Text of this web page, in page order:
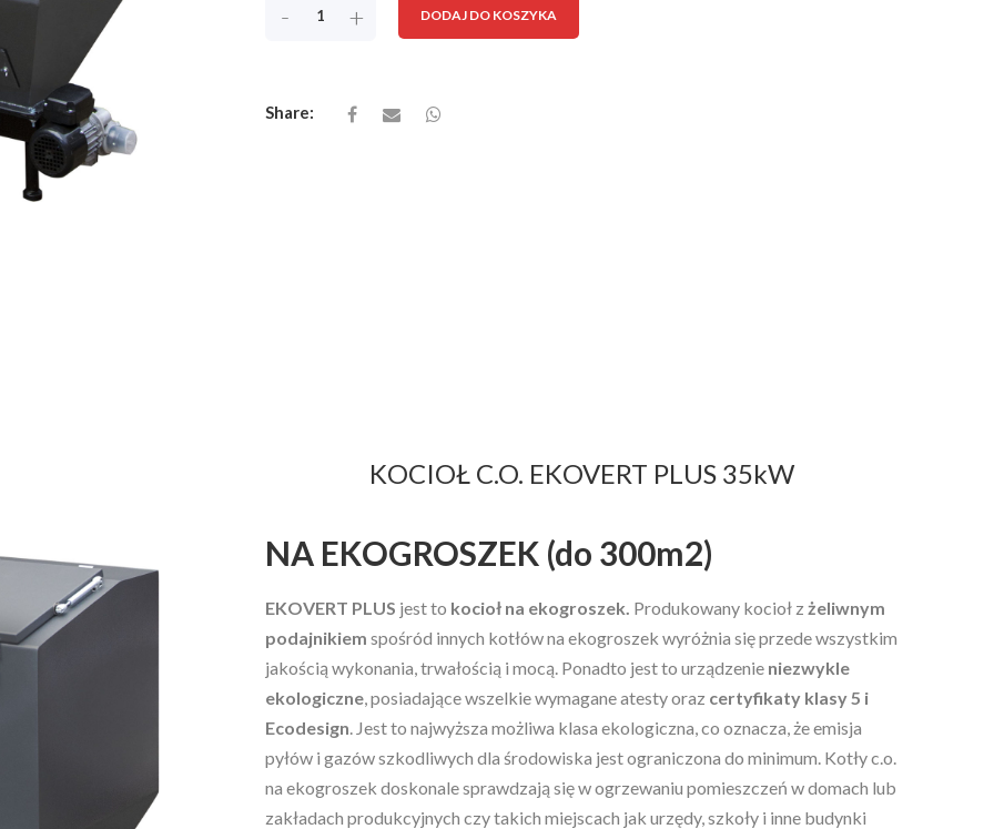
- + DODAJ DO KOSZYKA
Share:
KOCIOŁ C.O. EKOVERT PLUS 35kW
NA EKOGROSZEK (do 300m2)
EKOVERT PLUS jest to kocioł na ekogroszek. Produkowany kocioł z żeliwnym
podajnikiem spośród innych kotłów na ekogroszek wyróżnia się przede wszystkim
jakością wykonania, trwałością i mocą. Ponadto jest to urządzenie niezwykle
ekologiczne, posiadające wszelkie wymagane atesty oraz certyfikaty klasy 5 i
Ecodesign. Jest to najwyższa możliwa klasa ekologiczna, co oznacza, że emisja
pyłów i gazów szkodliwych dla środowiska jest ograniczona do minimum. Kotły c.o.
na ekogroszek doskonale sprawdzają się w ogrzewaniu pomieszczeń w domach lub
zakładach produkcyjnych czy takich miejscach jak urzędy, szkoły i inne budynki